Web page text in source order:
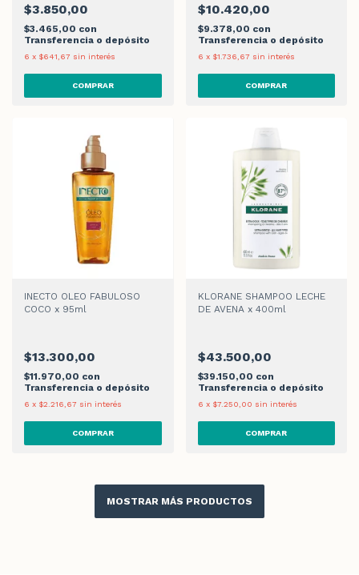
$3.850,00
$3.465,00 con
Transferencia o depósito
6 x $641,67 sin interés
$10.420,00
$9.378,00 con
Transferencia o depósito
6 x $1.736,67 sin interés
INECTO OLEO FABULOSO
COCO x 95ml
$13.300,00
$11.970,00 con
Transferencia o depósito
6 x $2.216,67 sin interés
KLORANE SHAMPOO LECHE
DE AVENA x 400ml
$43.500,00
$39.150,00 con
Transferencia o depósito
6 x $7.250,00 sin interés
MOSTRAR MÁS PRODUCTOS